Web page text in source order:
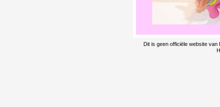
Dit is geen officiële website